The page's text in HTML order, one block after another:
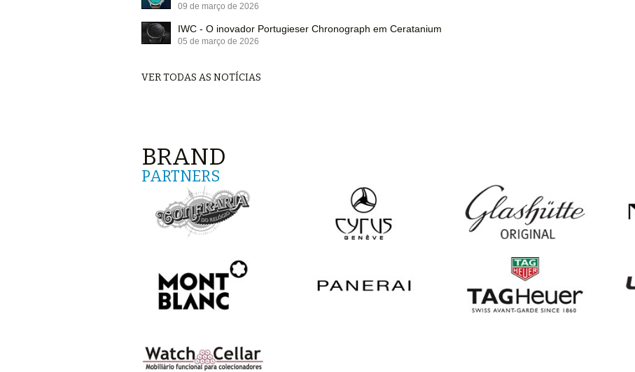
09 de março de 2026
IWC - O inovador Portugieser Chronograph em Ceratanium
05 de março de 2026
VER TODAS AS NOTÍCIAS
BRAND
PARTNERS